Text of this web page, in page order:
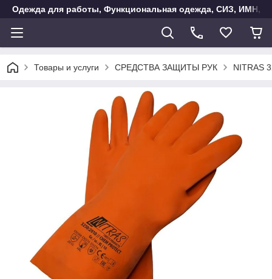
Одежда для работы, Функциональная одежда, СИЗ, ИМН,
Товары и услуги СРЕДСТВА ЗАЩИТЫ РУК NITRAS